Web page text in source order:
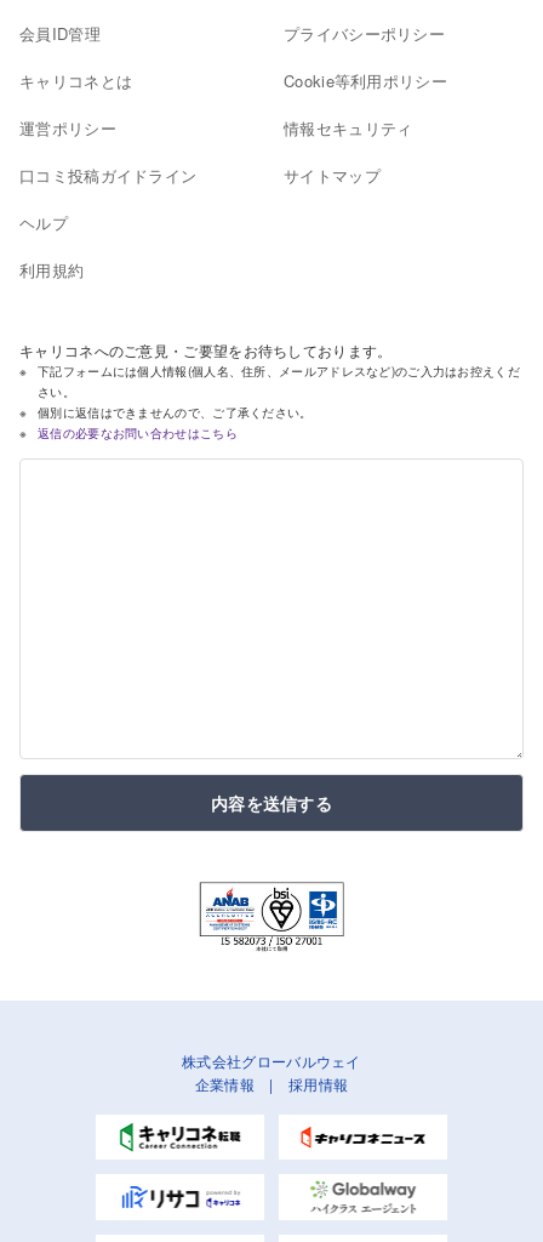
会員ID管理
キャリコネとは
運営ポリシー
口コミ投稿ガイドライン
ヘルプ
利用規約
プライバシーポリシー
Cookie等利用ポリシー
情報セキュリティ
サイトマップ
キャリコネへのご意見・ご要望をお待ちしております。
下記フォームには個人情報(個人名、住所、メールアドレスなど)のご入力はお控えくだ
さい。
個別に返信はできませんので、ご了承ください。
返信の必要なお問い合わせはこちら
内容を送信する
株式会社グローバルウェイ
企業情報 | 採用情報